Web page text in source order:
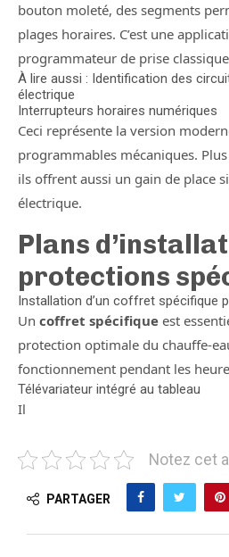
bouton moleté, des segments
plages horaires. C’est une
programmateur de prise
À lire aussi : Identification des
électrique
Interrupteurs horaires numériques
Ceci représente la version
programmables mécaniques.
ils offrent aussi un gain de place
électrique.
Plans
protections
Installation d’un coffret spécifique
Un coffret spécifique est
protection optimale du chauffe-
fonctionnement pendant les
Télévariateur intégré au tableau
Il
Notez cet
PARTAGER